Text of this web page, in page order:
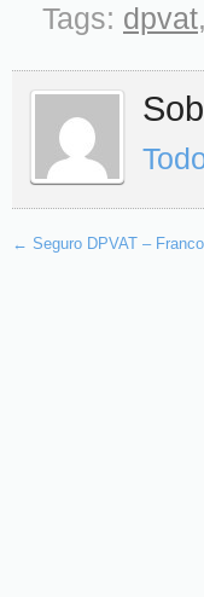
Tags: dpvat,
← Seguro DPVAT –